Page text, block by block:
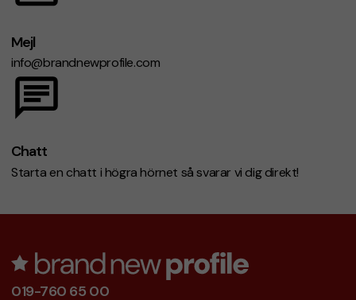
Mejl
info@brandnewprofile.com
Chatt
Starta en chatt i högra hörnet så svarar vi dig direkt!
019-760 65 00